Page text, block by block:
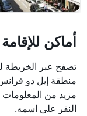
أماكن
تصفح عبر الخريطة
منطقة إيل دو
مزيد من
النقر على اسمه.